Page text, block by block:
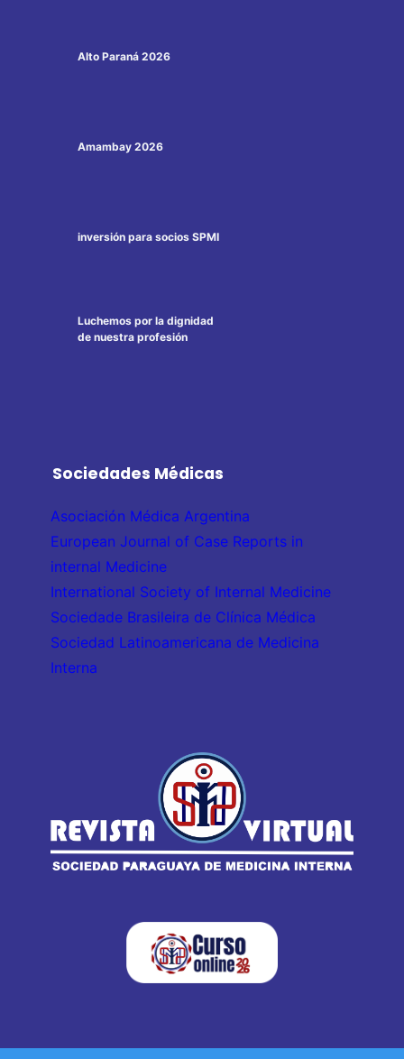
Alto Paraná 2026
Amambay 2026
inversión para socios SPMI
Luchemos por la dignidad
de nuestra profesión
Sociedades Médicas
Asociación Médica Argentina
European Journal of Case Reports in
internal Medicine
International Society of Internal Medicine
Sociedade Brasileira de Clínica Médica
Sociedad Latinoamericana de Medicina
Interna